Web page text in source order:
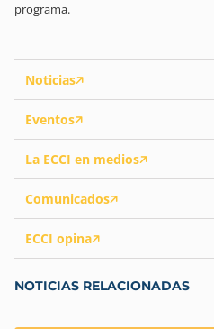
Noticias
Eventos
La ECCI en medios
Comunicados
ECCI opina
NOTICIAS RELACIONADAS
programa.